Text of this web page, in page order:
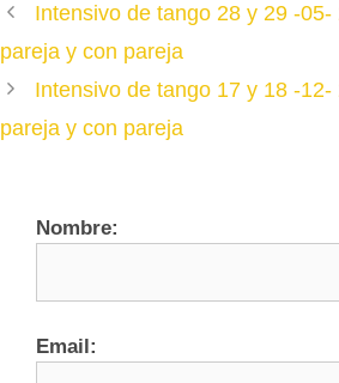
Intensivo de tango 28 y 29 -
pareja y con pareja
Intensivo de tango 17 y 18 -
pareja y con pareja
Nombre:
Email: